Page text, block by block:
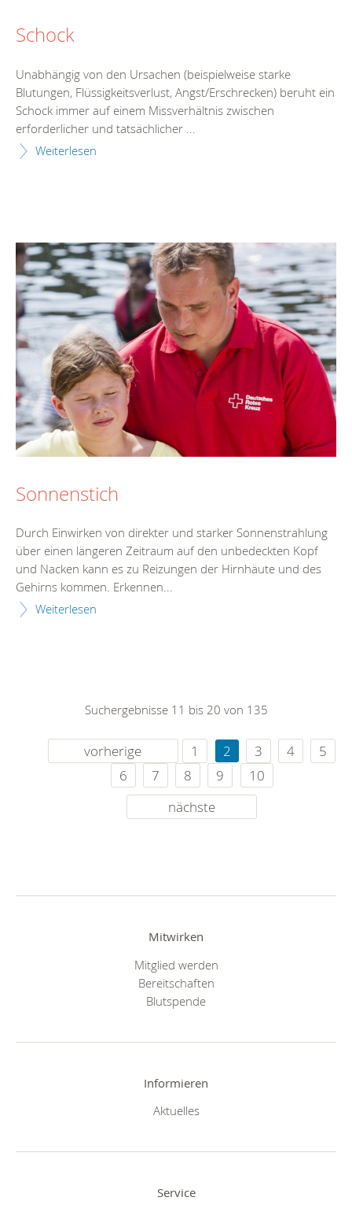
Schock
Unabhängig von den Ursachen (beispielweise starke
Blutungen, Flüssigkeitsverlust, Angst/Erschrecken) beruht ein
Schock immer auf einem Missverhältnis zwischen
erforderlicher und tatsächlicher ...
Weiterlesen
Sonnenstich
Durch Einwirken von direkter und starker Sonnenstrahlung
über einen längeren Zeitraum auf den unbedeckten Kopf
und Nacken kann es zu Reizungen der Hirnhäute und des
Gehirns kommen. Erkennen...
Weiterlesen
Suchergebnisse 11 bis 20 von 135
vorherige 1 2 3 4
5
6
7 8 9
10
nächste
Mitwirken
Mitglied werden
Bereitschaften
Blutspende
Informieren
Aktuelles
Service